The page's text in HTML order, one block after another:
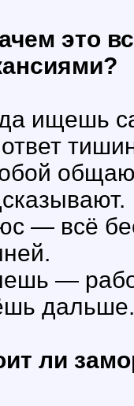
это
ищешь
— всё
—
ли